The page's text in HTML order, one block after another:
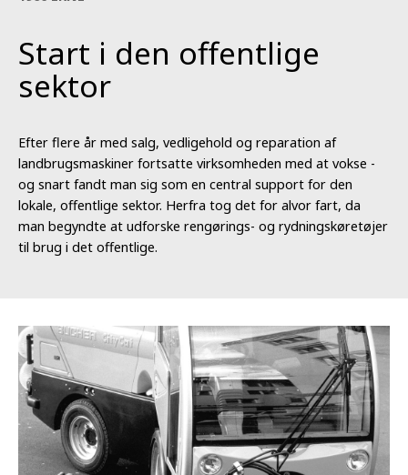
Start i den offentlige
sektor
Efter flere år med salg, vedligehold og reparation af
landbrugsmaskiner fortsatte virksomheden med at vokse -
og snart fandt man sig som en central support for den
lokale, offentlige sektor. Herfra tog det for alvor fart, da
man begyndte at udforske rengørings- og rydningskøretøjer
til brug i det offentlige.